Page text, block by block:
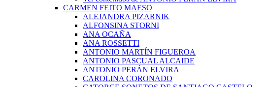
CARMEN FEITO MAESO
ALEJANDRA PIZARNIK
ALFONSINA STORNI
ANA OCAÑA
ANA ROSSETTI
ANTONIO MARTÍN FIGUEROA
ANTONIO PASCUAL ALCAIDE
ANTONIO PERÁN ELVIRA
CAROLINA CORONADO